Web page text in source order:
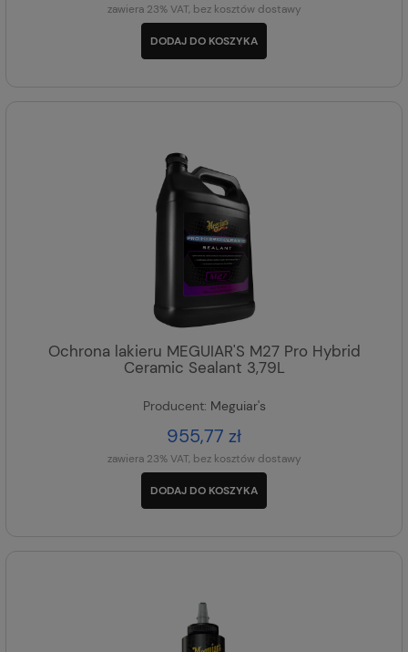
zawiera 23% VAT, bez kosztów dostawy
DODAJ DO KOSZYKA
Ochrona lakieru MEGUIAR'S M27 Pro Hybrid
Ceramic Sealant 3,79L
Producent: Meguiar's
955,77 zł
zawiera 23% VAT, bez kosztów dostawy
DODAJ DO KOSZYKA